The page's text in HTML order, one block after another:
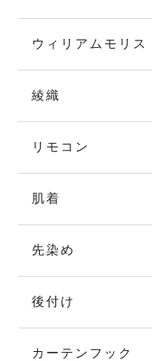
ウィリアムモリス
綾織
リモコン
肌着
先染め
後付け
カーテンフック